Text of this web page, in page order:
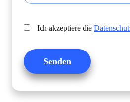
Ich akzeptiere die